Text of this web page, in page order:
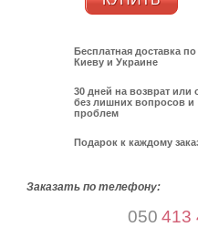
Бесплатная доставка по
Киеву и Украине
30 дней на возврат или
без лишних вопросов и
проблем
Подарок к каждому
Заказать по телефону:
050 413